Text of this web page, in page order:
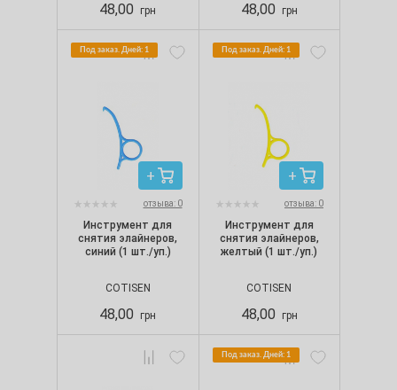
48,00 грн 48,00 грн
Под заказ. Дней: 1
отзыва: 0
Инструмент для
снятия элайнеров,
синий (1 шт./уп.)
COTISEN
48,00 грн
Под заказ. Дней: 1
отзыва: 0
Инструмент для
снятия элайнеров,
желтый (1 шт./уп.)
COTISEN
48,00 грн
Под заказ. Дней: 1